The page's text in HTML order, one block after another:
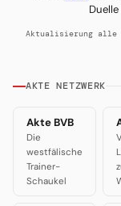
Aktualisierung alle
AKTE NETZWERK
Akte BVB
Die
westfälische
Trainer-
Schaukel